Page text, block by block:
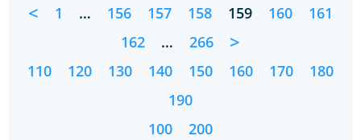
< 1 … 156 157 158 159 160
161
162
… 266 >
110 120 130 140 150 160 170
180
190
100
200